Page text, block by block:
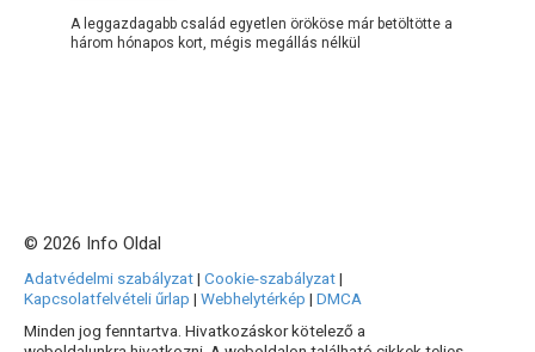
A leggazdagabb család egyetlen örököse már betöltötte a
három hónapos kort, mégis megállás nélkül
© 2026 Info Oldal
Adatvédelmi szabályzat| Cookie-szabályzat|
Kapcsolatfelvételi űrlap | Webhelytérkép | DMCA
Minden jog fenntartva. Hivatkozáskor kötelező a